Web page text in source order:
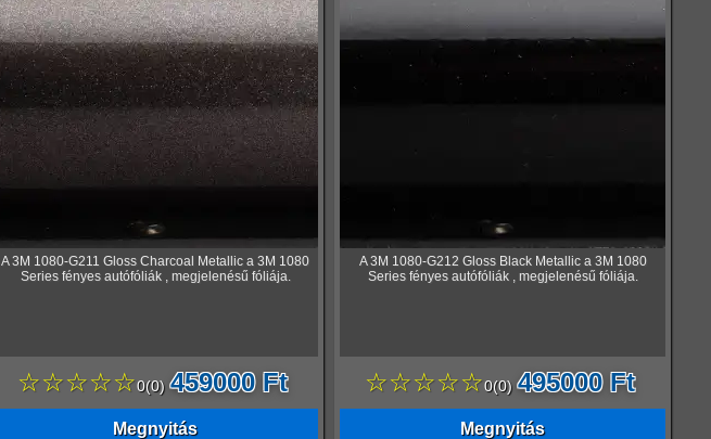
A 3M 1080-G211 Gloss Charcoal Metallic a 3M 1080
Series fényes autófóliák , megjelenésű fóliája.
☆☆☆☆☆0(0) 459000 Ft
Megnyitás
A 3M 1080-G212 Gloss Black Metallic a 3M 1080
Series fényes autófóliák , megjelenésű fóliája.
☆☆☆☆☆0(0) 495000 Ft
Megnyitás